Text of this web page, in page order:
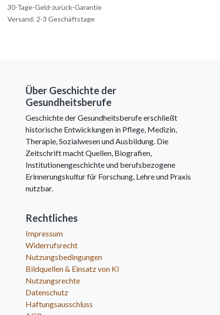
30-Tage-Geld-zurück-Garantie
Versand: 2-3 Geschäftstage
Über Geschichte der
Gesundheitsberufe
Geschichte der Gesundheitsberufe erschließt
historische Entwicklungen in Pflege, Medizin,
Therapie, Sozialwesen und Ausbildung. Die
Zeitschrift macht Quellen, Biografien,
Institutionengeschichte und berufsbezogene
Erinnerungskultur für Forschung, Lehre und Praxis
nutzbar.
Rechtliches
Impressum
Widerrufsrecht
Nutzungsbedingungen
Bildquellen & Einsatz von KI
Nutzungsrechte
Datenschutz
Haftungsausschluss